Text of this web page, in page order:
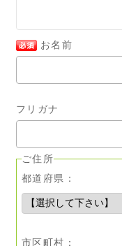
お名前
フリガナ
ご住所
都道府県：
市区町村：